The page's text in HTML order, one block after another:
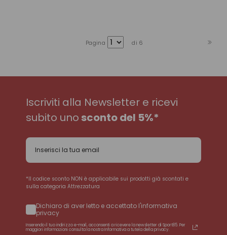
Pagina di 6
Iscriviti alla Newsletter e ricevi
subito unosconto del 5%*
*Il codice sconto NON è applicabile sui prodotti già scontati e
sulla categoria Attrezzatura
Dichiaro di aver letto e accettato l'informativa
privacy
Inserendo il tuo indirizzo e-mail, acconsenti a ricevere la newsletter di Sport85. Per
maggiori informazioni consulta la nostra Informativa a tutela della privacy.